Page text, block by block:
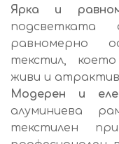
Ярка и
подсветката
равномерно
текстил,
живи и
Модерен и
алуминиева
текстилен